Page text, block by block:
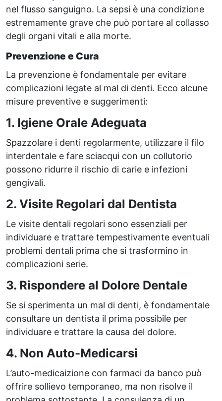
nel flusso sanguigno. La sepsi è una condizione
estremamente grave che può portare al collasso
degli organi vitali e alla morte.
Prevenzione e Cura
La prevenzione è fondamentale per evitare
complicazioni legate al mal di denti. Ecco alcune
misure preventive e suggerimenti:
1. Igiene Orale Adeguata
Spazzolare i denti regolarmente, utilizzare il filo
interdentale e fare sciacqui con un collutorio
possono ridurre il rischio di carie e infezioni
gengivali.
2. Visite Regolari dal Dentista
Le visite dentali regolari sono essenziali per
individuare e trattare tempestivamente eventuali
problemi dentali prima che si trasformino in
complicazioni serie.
3. Rispondere al Dolore Dentale
Se si sperimenta un mal di denti, è fondamentale
consultare un dentista il prima possibile per
individuare e trattare la causa del dolore.
4. Non Auto-Medicarsi
L’auto-medicaizione con farmaci da banco può
offrire sollievo temporaneo, ma non risolve il